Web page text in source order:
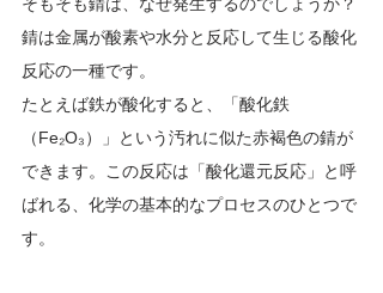
錆は金属が酸素や水分と反応して生じる酸化
反応の一種です。
たとえば鉄が酸化すると、「酸化鉄
（Fe₂O₃）」という汚れに似た赤褐色の錆が
できます。この反応は「酸化還元反応」と呼
ばれる、化学の基本的なプロセスのひとつで
す。